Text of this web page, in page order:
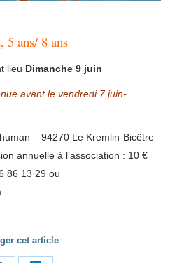
5 ans/ 8 ans
lieu Dimanche 9 juin
avant le vendredi 7 juin-
– 94270 Le Kremlin-Bicêtre
annuelle à l’association : 10 €
86 13 29 ou
cet article